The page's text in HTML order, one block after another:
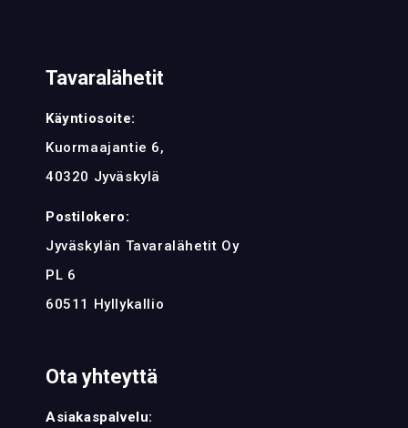
Tavaralähetit
Käyntiosoite:
Kuormaajantie 6,
40320 Jyväskylä
Postilokero:
Jyväskylän Tavaralähetit Oy
PL 6
60511 Hyllykallio
Ota yhteyttä
Asiakaspalvelu: